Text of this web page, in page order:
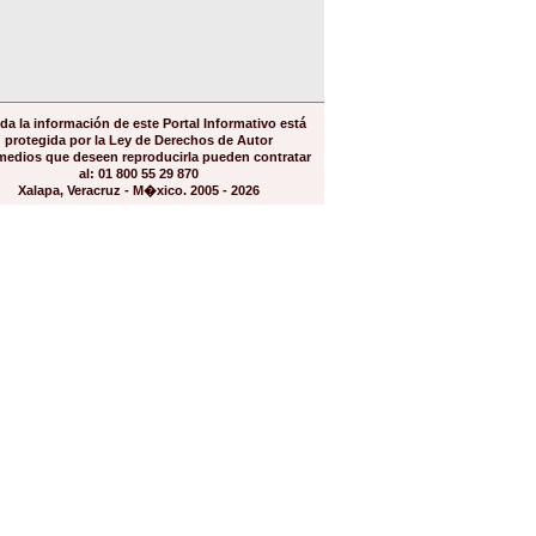
la información de este Portal Informativo está
protegida por la Ley de Derechos de Autor
que deseen reproducirla pueden contratar
al: 01 800 55 29 870
Xalapa, Veracruz - M�xico. 2005 - 2026